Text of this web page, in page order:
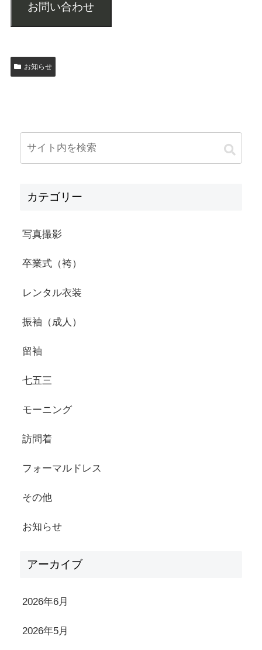
お問い合わせ
お知らせ
カテゴリー
写真撮影
卒業式（袴）
レンタル衣装
振袖（成人）
留袖
七五三
モーニング
訪問着
フォーマルドレス
その他
お知らせ
アーカイブ
2026年6月
2026年5月